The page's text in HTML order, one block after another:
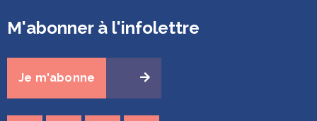
M'abonner à l'infolettre
Je m'abonne